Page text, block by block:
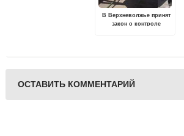
В Верхневолжье принят
закон о контроле
ОСТАВИТЬ КОММЕНТАРИЙ